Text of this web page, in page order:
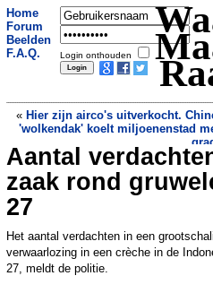
Home
Forum
Beelden
F.A.Q.
Login onthouden
« Hier zijn airco's uitverkocht.
'wolkendak' koelt miljoenenstad
Aantal
zaak rond
27
Het aantal verdachten in een
verwaarlozing in een crèche in de
27, meldt de politie.